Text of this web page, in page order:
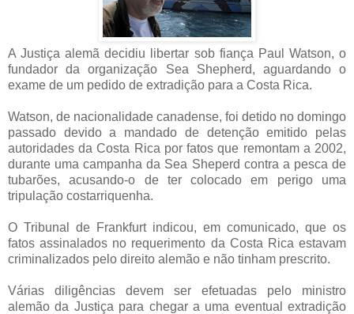
A Justiça alemã decidiu libertar sob fiança Paul Watson, o
fundador da organização Sea Shepherd, aguardando o
exame de um pedido de extradição para a Costa Rica.
Watson, de nacionalidade canadense, foi detido no domingo
passado devido a mandado de detenção emitido pelas
autoridades da Costa Rica por fatos que remontam a 2002,
durante uma campanha da Sea Sheperd contra a pesca de
tubarões, acusando-o de ter colocado em perigo uma
tripulação costarriquenha.
O Tribunal de Frankfurt indicou, em comunicado, que os
fatos assinalados no requerimento da Costa Rica estavam
criminalizados pelo direito alemão e não tinham prescrito.
Várias diligências devem ser efetuadas pelo ministro
alemão da Justiça para chegar a uma eventual extradição